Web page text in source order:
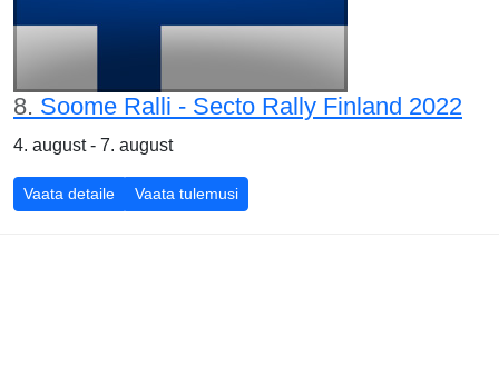
8. Soome Ralli - Secto Rally Finland 2022
4. august - 7. august
Vaata detaile Vaata tulemusi